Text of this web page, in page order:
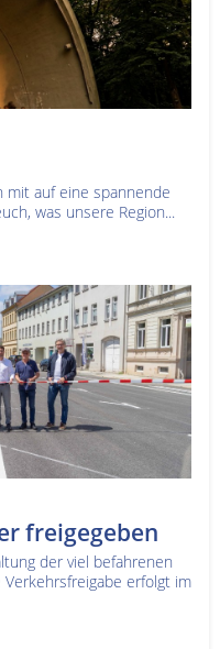
mit auf eine spannende
was unsere Region...
freigegeben
der viel befahrenen
erfolgt im